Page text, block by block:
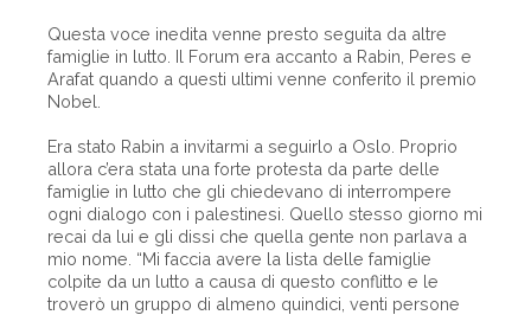
Questa voce inedita venne presto seguita da altre
famiglie in lutto. Il Forum era accanto a Rabin, Peres e
Arafat quando a questi ultimi venne conferito il premio
Nobel.
Era stato Rabin a invitarmi a seguirlo a Oslo. Proprio
allora c’era stata una forte protesta da parte delle
famiglie in lutto che gli chiedevano di interrompere
ogni dialogo con i palestinesi. Quello stesso giorno mi
recai da lui e gli dissi che quella gente non parlava a
mio nome. “Mi faccia avere la lista delle famiglie
colpite da un lutto a causa di questo conflitto e le
troverò un gruppo di almeno quindici, venti persone